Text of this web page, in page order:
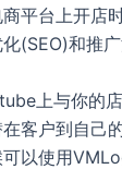
平台上开店
(SEO)和推
上与你的
客户到自己
以使用